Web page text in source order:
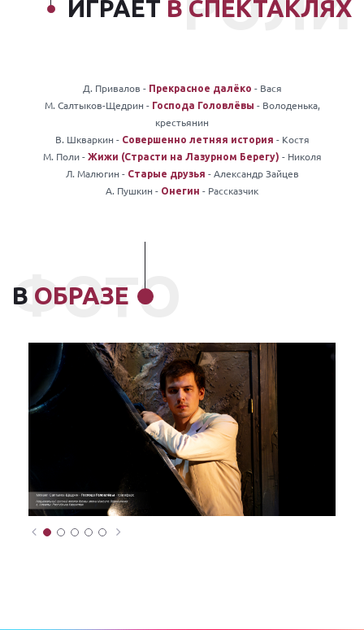
ИГРАЕТ В СПЕКТАКЛЯХ
Д. Привалов - Прекрасное далёко - Вася
М. Салтыков-Щедрин - Господа Головлёвы - Володенька,
крестьянин
В. Шкваркин - Совершенно летняя история - Костя
М. Поли - Жижи (Страсти на Лазурном Берегу) - Николя
Л. Малюгин - Старые друзья - Александр Зайцев
А. Пушкин - Онегин - Рассказчик
В ОБРАЗЕ
ФОТО